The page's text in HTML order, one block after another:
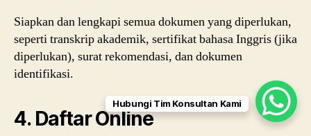
Siapkan dan lengkapi semua dokumen yang diperlukan,
seperti transkrip akademik, sertifikat bahasa Inggris (jika
diperlukan), surat rekomendasi, dan dokumen
identifikasi.
4. Daftar Online
Hubungi Tim Konsultan Kami